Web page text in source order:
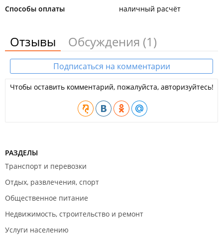
Способы оплаты наличный расчёт
Отзывы Обсуждения (1)
Подписаться на комментарии
Чтобы оставить комментарий, пожалуйста, авторизуйтесь!
РАЗДЕЛЫ
Транспорт и перевозки
Отдых, развлечения, спорт
Общественное питание
Недвижимость, строительство и ремонт
Услуги населению